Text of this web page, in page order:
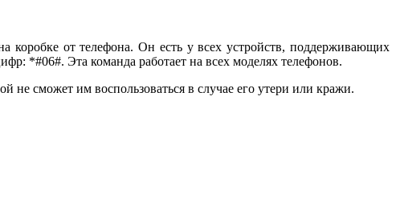
коробке от телефона. Он есть у всех устройств, поддерживающих
*#06#. Эта команда работает на всех моделях телефонов.
сможет им воспользоваться в случае его утери или кражи.